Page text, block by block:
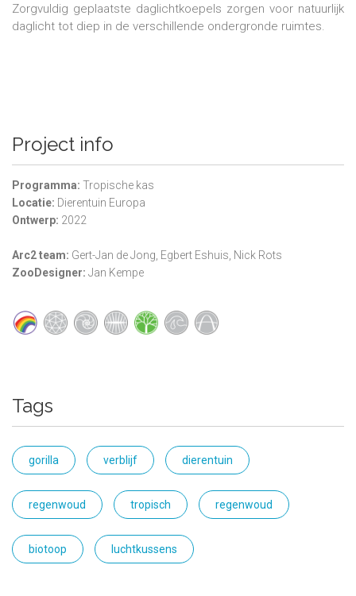
Zorgvuldig geplaatste daglichtkoepels zorgen voor natuurlijk
daglicht tot diep in de verschillende ondergronde ruimtes.
Project info
Programma: Tropische kas
Locatie: Dierentuin Europa
Ontwerp: 2022
Arc2team: Gert-Jan de Jong, Egbert Eshuis, Nick Rots
ZooDesigner: Jan Kempe
Tags
gorilla verblijf dierentuin
regenwoud tropisch regenwoud
biotoop luchtkussens